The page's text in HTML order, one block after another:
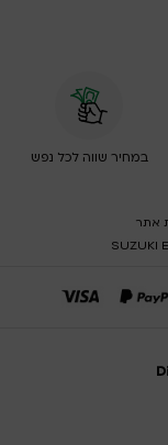
במחיר שווה לכל נפש
אתר